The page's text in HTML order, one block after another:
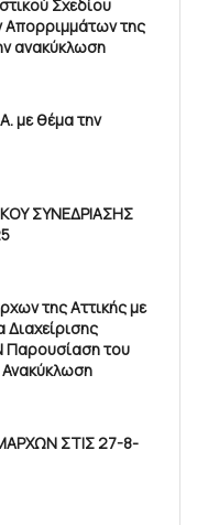
Σχεδίου
Απορριμμάτων της
ανακύκλωση
με θέμα την
ΣΥΝΕΔΡΙΑΣΗΣ
της Αττικής με
Διαχείρισης
Παρουσίαση του
Ανακύκλωση
ΣΤΙΣ 27-8-